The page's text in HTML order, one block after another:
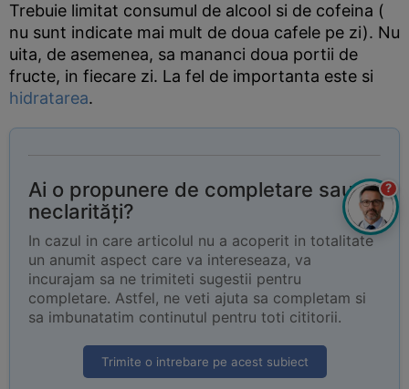
Trebuie limitat consumul de alcool si de cofeina (
nu sunt indicate mai mult de doua cafele pe zi). Nu
uita, de asemenea, sa mananci doua portii de
fructe, in fiecare zi. La fel de importanta este si
hidratarea.
Ai o propunere de completare sau
neclarități?
In cazul in care articolul nu a acoperit in totalitate
un anumit aspect care va intereseaza, va
incurajam sa ne trimiteti sugestii pentru
completare. Astfel, ne veti ajuta sa completam si
sa imbunatatim continutul pentru toti cititorii.
Trimite o intrebare pe acest subiect
?